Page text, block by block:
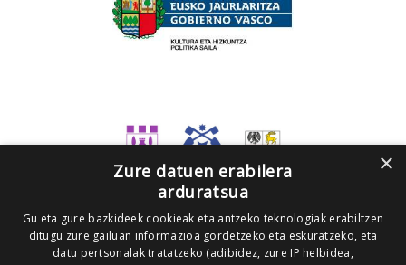
×
Zure datuen erabilera
arduratsua
Gu eta gure bazkideek cookieak eta antzeko teknologiak erabiltzen
ditugu zure gailuan informazioa gordetzeko eta eskuratzeko, eta
datu pertsonalak tratatzeko (adibidez, zure IP helbidea,